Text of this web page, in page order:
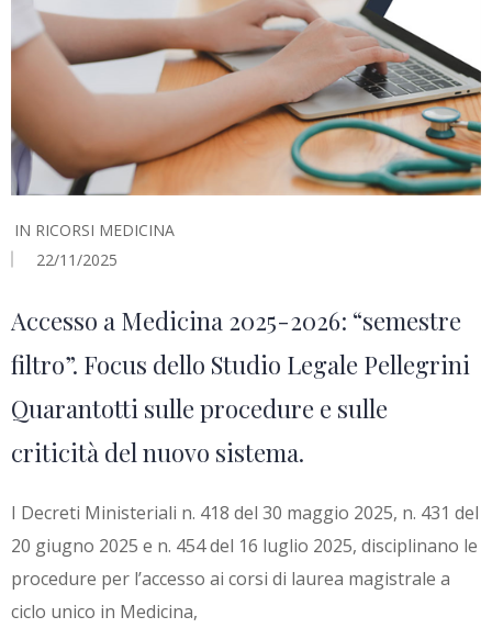
IN RICORSI MEDICINA
22/11/2025
Accesso a Medicina 2025-2026: “semestre
filtro”. Focus dello Studio Legale Pellegrini
Quarantotti sulle procedure e sulle
criticità del nuovo sistema.
I Decreti Ministeriali n. 418 del 30 maggio 2025, n. 431 del
20 giugno 2025 e n. 454 del 16 luglio 2025, disciplinano le
procedure per l’accesso ai corsi di laurea magistrale a
ciclo unico in Medicina,